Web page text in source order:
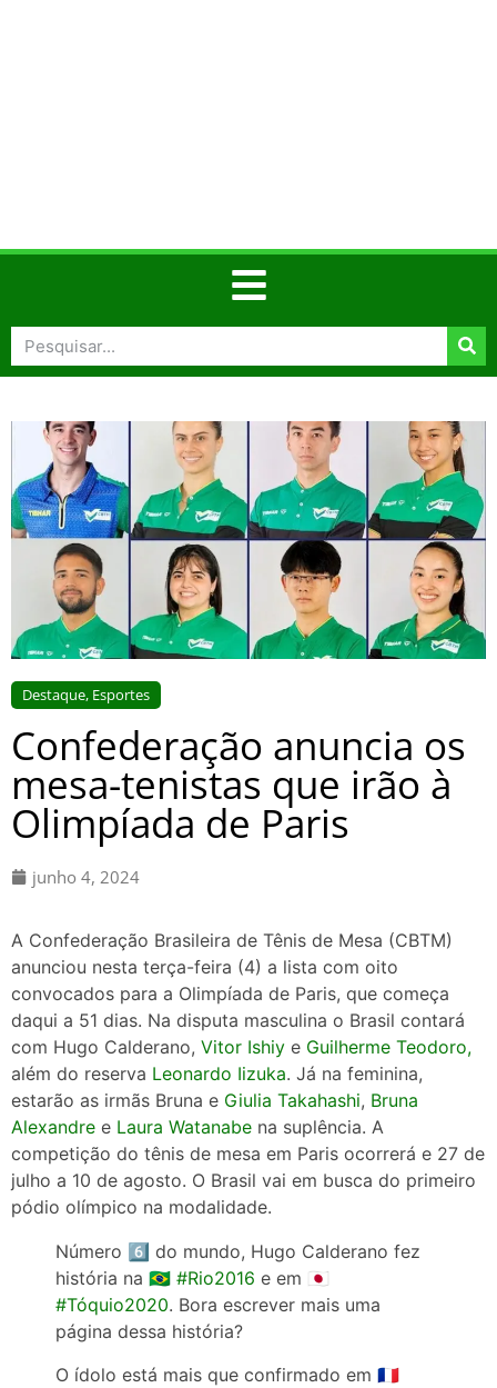
Destaque, Esportes
Confederação anuncia os
mesa-tenistas que irão à
Olimpíada de Paris
junho 4, 2024
A Confederação Brasileira de Tênis de Mesa (CBTM)
anunciou nesta terça-feira (4) a lista com oito
convocados para a Olimpíada de Paris, que começa
daqui a 51 dias. Na disputa masculina o Brasil contará
com Hugo Calderano, Vitor Ishiy e Guilherme Teodoro,
além do reserva Leonardo Iizuka. Já na feminina,
estarão as irmãs Bruna e Giulia Takahashi, Bruna
Alexandre e Laura Watanabe na suplência. A
competição do tênis de mesa em Paris ocorrerá e 27 de
julho a 10 de agosto. O Brasil vai em busca do primeiro
pódio olímpico na modalidade.
Número 6️⃣ do mundo, Hugo Calderano fez
história na 🇧🇷 #Rio2016 e em 🇯🇵
#Tóquio2020. Bora escrever mais uma
página dessa história?
O ídolo está mais que confirmado em 🇫🇷